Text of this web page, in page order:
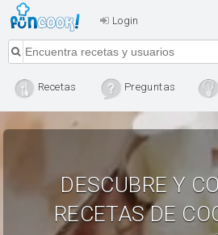
Login
Recetas Preguntas
DESCUBRE Y
RECETAS DE